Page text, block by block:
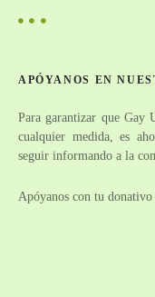
c
ó
n
d
e
c
:APÓYANOS EN
Para garantizar que Gay
cualquier medida, es
seguir informando a la
Apóyanos con tu